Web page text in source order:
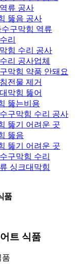
류 공사
뚫음 공사
구막힘 역류
리
힘 수리 공사
리 공사업체
막힘 약품 안돼요
전물 제거
막힘 뚫어
뚫는비용
구막힘 수리 공사
뚫기 어려운 곳
뚫음
뚫기 어려운 곳
구막힘 수리
싱크대막힘
품
트 식품
품